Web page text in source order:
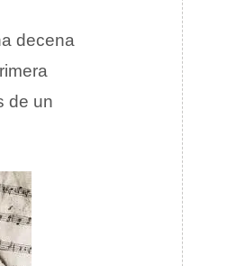
decena
de un